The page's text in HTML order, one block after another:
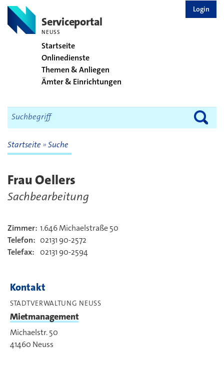
Serviceportal
NEUSS
Startseite
Onlinedienste
Themen & Anliegen
Ämter & Einrichtungen
Login
Startseite Suche
Frau Oellers
Sachbearbeitung
Kontakt
Zimmer: 1.646 Michaelstraße 50
Telefon: 02131 90-2572
Telefax:
02131 90-2594
Kontakt
STADTVERWALTUNG NEUSS
Mietmanagement
Michaelstr. 50
41460 Neuss